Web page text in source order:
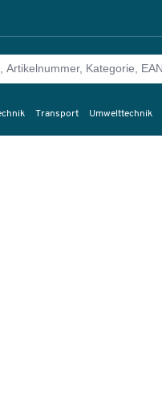
Transport Umwelttechnik